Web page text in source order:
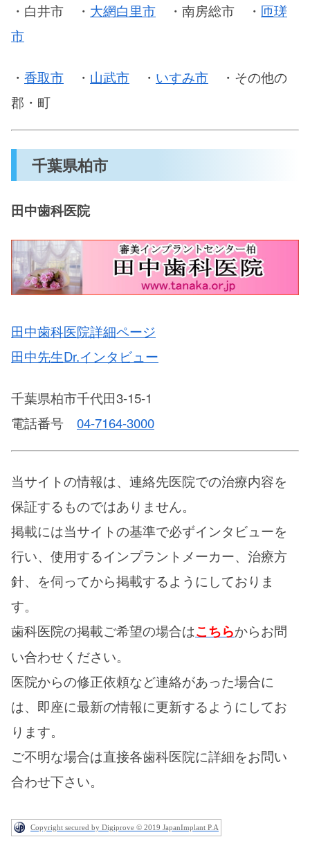
・白井市 ・ 大網白里市 ・南房総市 ・ 匝瑳
市
・ 香取市 ・ 山武市 ・ いすみ市 ・その他の
郡・町
千葉県柏市
田中歯科医院
田中歯科医院詳細ページ
田中先生Dr.インタビュー
千葉県柏市千代田3-15-1
電話番号 04-7164-3000
当サイトの情報は、連絡先医院での治療内容を
保証するものではありません。
掲載には当サイトの基準で必ずインタビューを
行い、使用するインプラントメーカー、治療方
針、を伺ってから掲載するようにしておりま
す。
歯科医院の掲載ご希望の場合はこちらからお問
い合わせください。
医院からの修正依頼など連絡があった場合に
は、即座に最新の情報に更新するようにしてお
ります。
ご不明な場合は直接各歯科医院に詳細をお問い
合わせ下さい。
Copyright secured by Digiprove © 2019 JapanImplant P.A